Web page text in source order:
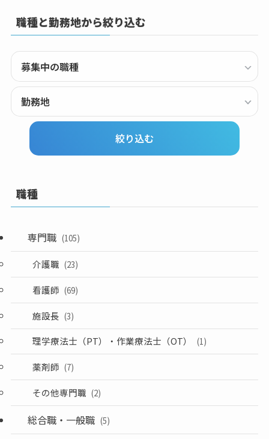
職種と勤務地から絞り込む
職種
専門職 (105)
介護職 (23)
看護師 (69)
施設長 (3)
理学療法士（PT）・作業療法士（OT） (1)
薬剤師 (7)
その他専門職 (2)
総合職・一般職 (5)